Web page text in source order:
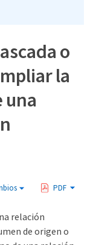
o
la
una
PDF
relación
de origen o